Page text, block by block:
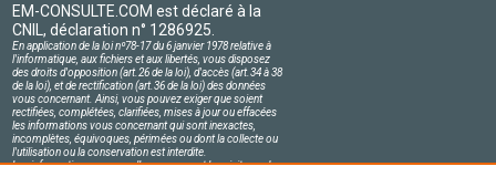
EM-CONSULTE.COM est déclaré à la
CNIL, déclaration n° 1286925.
En application de la loi nº78-17 du 6 janvier 1978 relative à
l'informatique, aux fichiers et aux libertés, vous disposez
des droits d'opposition (art.26 de la loi), d'accès (art.34 à 38
de la loi), et de rectification (art.36 de la loi) des données
vous concernant. Ainsi, vous pouvez exiger que soient
rectifiées, complétées, clarifiées, mises à jour ou effacées
les informations vous concernant qui sont inexactes,
incomplètes, équivoques, périmées ou dont la collecte ou
l'utilisation ou la conservation est interdite.
Les informations personnelles concernant les visiteurs de